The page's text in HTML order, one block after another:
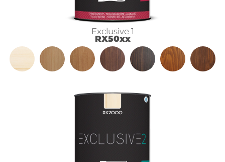
Exclusive 1
RX50xx